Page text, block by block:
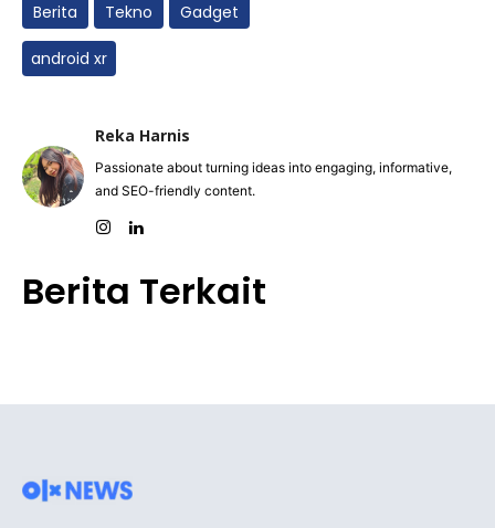
Berita Tekno Gadget
android xr
Reka Harnis
Passionate about turning ideas into engaging, informative,
and SEO-friendly content.
Berita Terkait